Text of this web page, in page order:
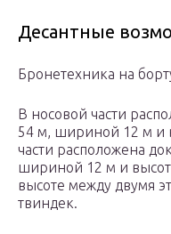
Десантные
Бронетехника на
В носовой части
54 м, шириной 12 м и
части расположена
шириной 12 м и
высоте между двумя
твиндек.